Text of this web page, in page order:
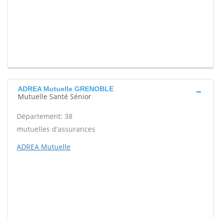
ADREA Mutuelle GRENOBLE
Mutuelle Santé Sénior
Département: 38
mutuelles d'assurances
ADREA Mutuelle